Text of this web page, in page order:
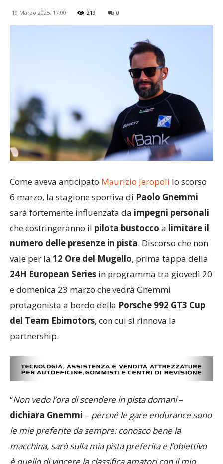
19 Marzo 2025, 17:00 219 0
Come aveva anticipato Maurizio Jeropoli lo scorso
6 marzo, la stagione sportiva di Paolo Gnemmi
sarà fortemente influenzata da impegni personali
che costringeranno il pilota bustocco a limitare il
numero delle presenze in pista. Discorso che non
vale per la 12 Ore del Mugello, prima tappa della
24H European Series in programma tra giovedì 20
e domenica 23 marzo che vedrà Gnemmi
protagonista a bordo della Porsche 992 GT3 Cup
del Team Ebimotors, con cui si rinnova la
partnership.
Non vedo l’ora di scendere in pista domani
dichiara Gnemmi
perché le gare endurance sono
le mie preferite da sempre: conosco bene la
macchina, sarò sulla mia pista preferita e l’obiettivo